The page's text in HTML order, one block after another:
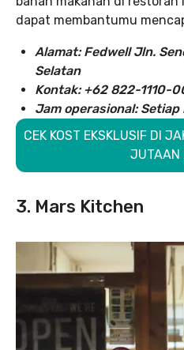
dapat membantumu
Alamat: Fedwell Jln.
Selatan
Kontak: +62 822-1110-
Jam operasional:
CEK KOST EKSKLUSIF DI
JUTAAN
3. Mars Kitchen